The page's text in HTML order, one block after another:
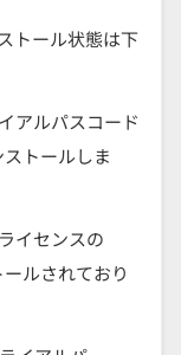
トール状態は下
アルパスコード
トールしま
イセンスの
ルされており